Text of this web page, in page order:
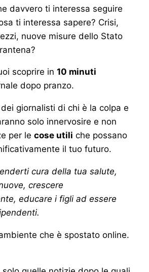
davvero ti interessa seguire
ti interessa sapere? Crisi,
nuove misure dello Stato
scoprire in 10 minuti
dopo pranzo.
giornalisti di chi è la colpa e
solo innervosire e non
per le cose utili che possano
il tuo futuro.
cura della tua salute,
crescere
educare i figli ad essere
che è spostato online.